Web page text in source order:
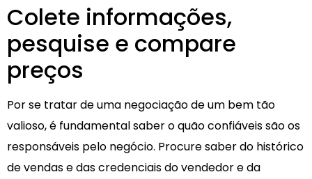
Colete informações,
pesquise e compare
preços
Por se tratar de uma negociação de um bem tão
valioso, é fundamental saber o quão confiáveis são os
responsáveis pelo negócio. Procure saber do histórico
de vendas e das credenciais do vendedor e da